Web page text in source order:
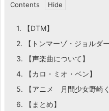
Contents
1. 【DTM】
2. 【トンマーゾ・ジョルダー
3. 【声楽曲について】
4. 【カロ・ミオ・ベン】
5. 【アニメ 月間少女野崎く
6. 【まとめ】